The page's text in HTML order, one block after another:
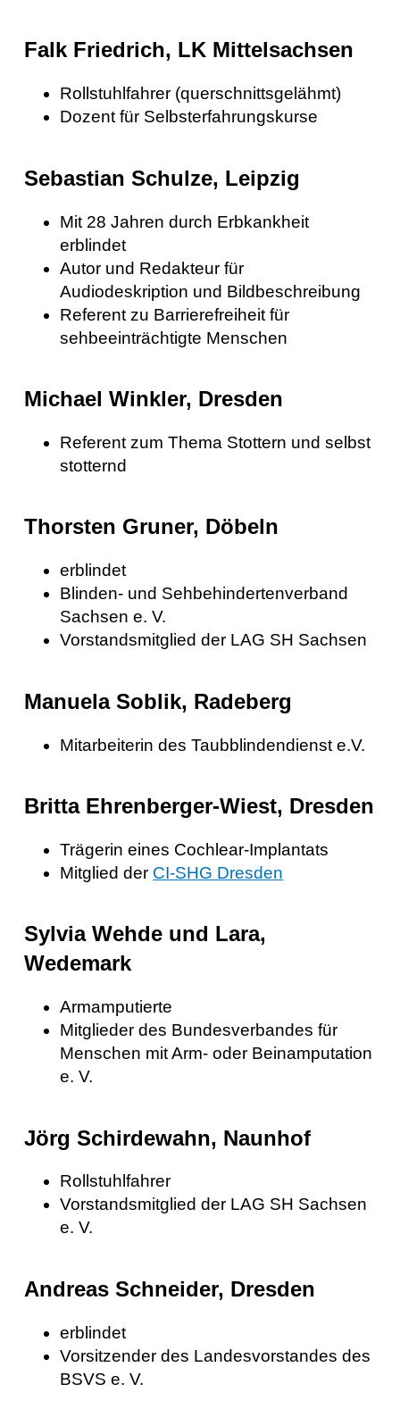
Falk Friedrich, LK Mittelsachsen
Rollstuhlfahrer (querschnittsgelähmt)
Dozent für Selbsterfahrungskurse
Sebastian Schulze, Leipzig
Mit 28 Jahren durch Erbkankheit
erblindet
Autor und Redakteur für
Audiodeskription und Bildbeschreibung
Referent zu Barrierefreiheit für
sehbeeinträchtigte Menschen
Michael Winkler, Dresden
Referent zum Thema Stottern und selbst
stotternd
Thorsten Gruner, Döbeln
erblindet
Blinden- und Sehbehindertenverband
Sachsen e. V.
Vorstandsmitglied der LAG SH Sachsen
Manuela Soblik, Radeberg
Mitarbeiterin des Taubblindendienst e.V.
Britta Ehrenberger-Wiest, Dresden
Trägerin eines Cochlear-Implantats
Mitglied der CI‑SHG Dresden
Sylvia Wehde und Lara,
Wedemark
Armamputierte
Mitglieder des Bundesverbandes für
Menschen mit Arm- oder Beinamputation
e. V.
Jörg Schirdewahn, Naunhof
Rollstuhlfahrer
Vorstandsmitglied der LAG SH Sachsen
e. V.
Andreas Schneider, Dresden
erblindet
Vorsitzender des Landesvorstandes des
BSVS e. V.